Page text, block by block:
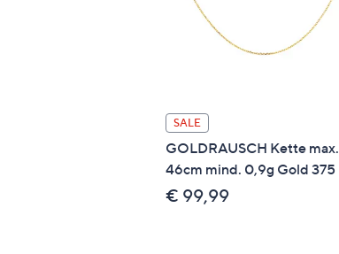
SALE
GOLDRAUSCH Kette max.
46cm mind. 0,9g Gold 375
€ 99,99